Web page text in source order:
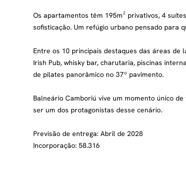
Os apartamentos têm 195m² privativos, 4
sofisticação. Um refúgio urbano pensado para
Entre os 10 principais destaques das áreas de
Irish Pub, whisky bar, charutaria, piscinas
de pilates panorâmico no 37º pavimento.
Balneário Camboriú vive um momento único
ser um dos protagonistas desse cenário.
Previsão de entrega: Abril de 2028
Incorporação: 58.316